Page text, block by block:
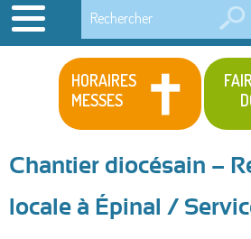
HORAIRES
MESSES
Chantier diocésain –
locale à Épinal /